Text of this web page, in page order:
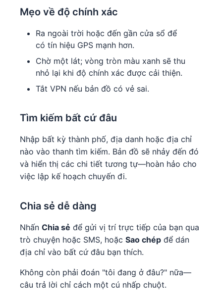
Mẹo về độ chính xác
Ra ngoài trời hoặc đến gần cửa sổ để
có tín hiệu GPS mạnh hơn.
Chờ một lát; vòng tròn màu xanh sẽ thu
nhỏ lại khi độ chính xác được cải thiện.
Tắt VPN nếu bản đồ có vẻ sai.
Tìm kiếm bất cứ đâu
Nhập bất kỳ thành phố, địa danh hoặc địa chỉ
nào vào thanh tìm kiếm. Bản đồ sẽ nhảy đến đó
và hiển thị các chi tiết tương tự—hoàn hảo cho
việc lập kế hoạch chuyến đi.
Chia sẻ dễ dàng
Nhấn Chia sẻ để gửi vị trí trực tiếp của bạn qua
trò chuyện hoặc SMS, hoặc Sao chép để dán
địa chỉ vào bất cứ đâu bạn thích.
Không còn phải đoán "tôi đang ở đâu?" nữa—
câu trả lời chỉ cách một cú nhấp chuột.